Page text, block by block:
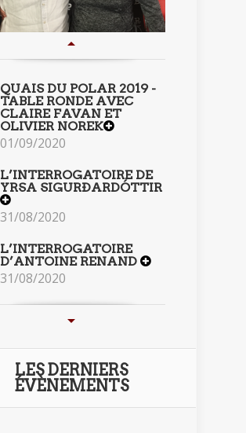
QUAIS DU POLAR 2019 -
TABLE RONDE AVEC
CLAIRE FAVAN ET
OLIVIER NOREK
01/09/2020
L’INTERROGATOIRE DE
YRSA SIGURÐARDÓTTIR
31/08/2020
L’INTERROGATOIRE
D’ANTOINE RENAND
31/08/2020
LES DERNIERS
ÉVÈNEMENTS